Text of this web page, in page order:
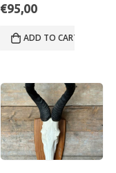
€95,00
ADD TO CART